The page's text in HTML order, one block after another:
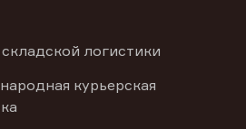
логистики
курьерская